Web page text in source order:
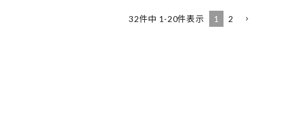
32件中 1 -20件表示 1 2